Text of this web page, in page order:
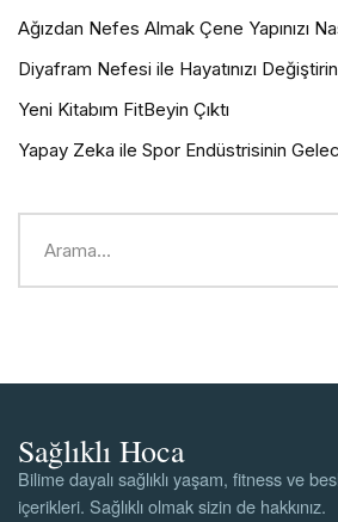
Ağızdan Nefes Almak Çene Yapınızı
Diyafram Nefesi ile Hayatınızı Değiştirin
Yeni Kitabım FitBeyin Çıktı
Yapay Zeka ile Spor Endüstrisinin
Sağlıklı Hoca
Bilime dayalı sağlıklı yaşam, fitness ve
içerikleri. Sağlıklı olmak sizin de hakkınız.